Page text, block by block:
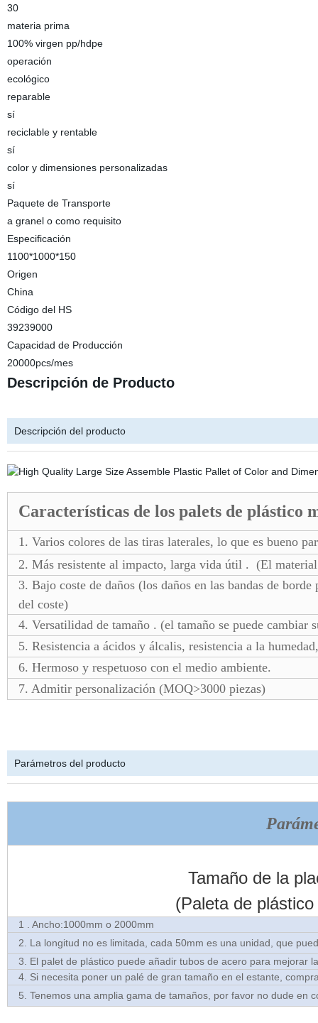
30
materia prima
100% virgen pp/hdpe
operación
ecológico
reparable
sí
reciclable y rentable
sí
color y dimensiones personalizadas
sí
Paquete de Transporte
a granel o como requisito
Especificación
1100*1000*150
Origen
China
Código del HS
39239000
Capacidad de Producción
20000pcs/mes
Descripción de Producto
Descripción del producto
Características de los palets de plástico
1. Varios colores de las tiras laterales, lo que es bueno
2. Más resistente al impacto, larga vida útil . (El material
3. Bajo coste de daños (los daños en las bandas de
del coste)
4. Versatilidad de tamaño . (el tamaño se puede cambiar
5. Resistencia a ácidos y álcalis, resistencia a la
6. Hermoso y respetuoso con el medio ambiente.
7. Admitir personalización (MOQ>3000 piezas)
Parámetros del producto
Tamaño de la
(Paleta de
1 . Ancho:1000mm o 2000mm
2. La longitud no es limitada, cada 50mm es una unidad, que
3. El palet de plástico puede añadir tubos de acero para mejorar
4. Si necesita poner un palé de gran tamaño en el estante,
5. Tenemos una amplia gama de tamaños, por favor no dude en